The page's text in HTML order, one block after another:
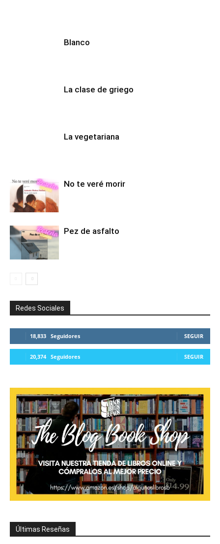
Blanco
La clase de griego
La vegetariana
No te veré morir
Pez de asfalto
Redes Sociales
18,833 Seguidores SEGUIR
20,374 Seguidores SEGUIR
Últimas Reseñas